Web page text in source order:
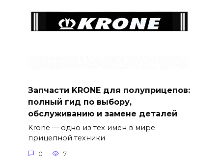
Запчасти KRONE для полуприцепов:
полный гид по выбору,
обслуживанию и замене деталей
Krone — одно из тех имён в мире
прицепной техники
0 7